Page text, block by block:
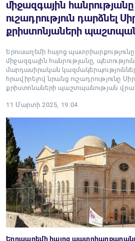
միջազգային հանրությանը
ուշադրություն դարձնել
քրիստոնյաների
Երուսաղեմի հայոց պատրիարքությունը
միջազգային հանրությանը,
մարդասիրական
հրավիրելով նրանց ուշադրությունը
քրիստոնաների պաշտպանության
11 Մարտի 2025, 19:04
Երուսաղեմի հայոց